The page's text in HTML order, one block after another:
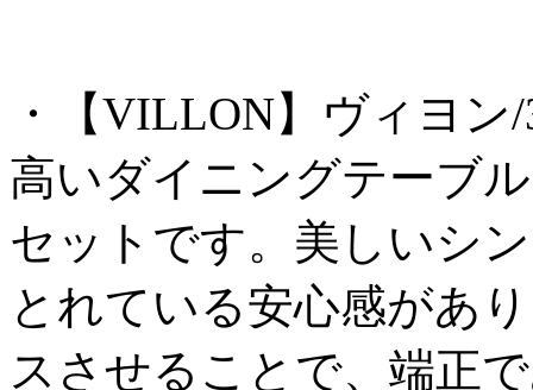
・【VILLON】ヴィヨ
高いダイニングテーブ
セットです。美しいシ
とれている安心感があ
スさせることで、端正